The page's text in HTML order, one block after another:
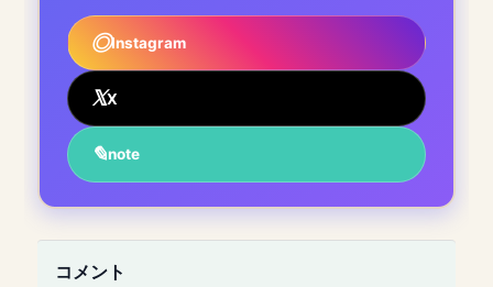
Instagram
X
note
コメント